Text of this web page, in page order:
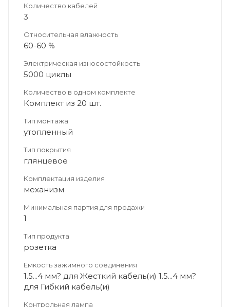
Количество кабелей
3
Относительная влажность
60-60 %
Электрическая износостойкость
5000 циклы
Количество в одном комплекте
Комплект из 20 шт.
Тип монтажа
утопленный
Тип покрытия
глянцевое
Комплектация изделия
механизм
Минимальная партия для продажи
1
Тип продукта
розетка
Емкость зажимного соединения
1.5...4 мм? для Жесткий кабель(и) 1.5...4 мм?
для Гибкий кабель(и)
Контрольная лампа